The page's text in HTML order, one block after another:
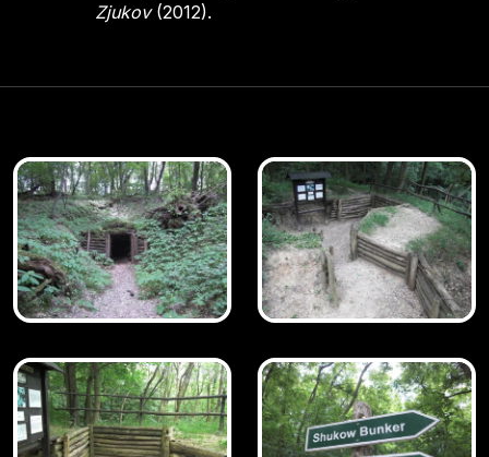
Zjukov (2012).